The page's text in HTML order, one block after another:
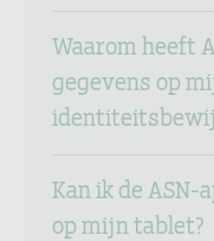
Waarom heeft
gegevens op
Kan ik de ASN-
op mijn tablet?